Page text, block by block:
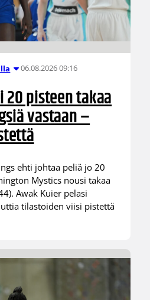
06.08.2026 09:16
20 pisteen takaa
vastaan –
ehti johtaa peliä jo 20
Mystics nousi takaa
Awak Kuier pelasi
tilastoiden viisi pistettä